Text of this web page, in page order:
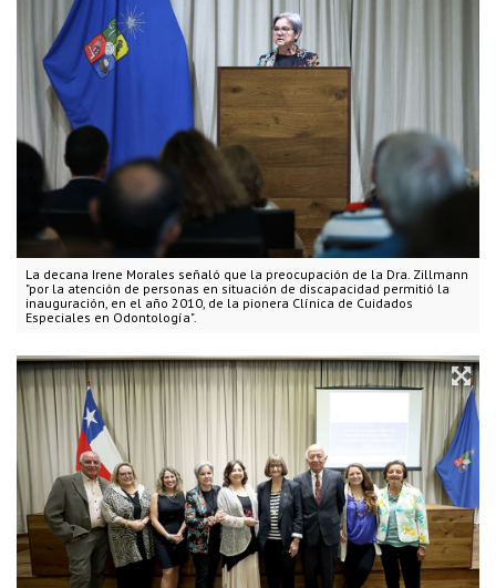
La decana Irene Morales señaló que la preocupación de la Dra. Zillmann
"por la atención de personas en situación de discapacidad permitió la
inauguración, en el año 2010, de la pionera Clínica de Cuidados
Especiales en Odontología".